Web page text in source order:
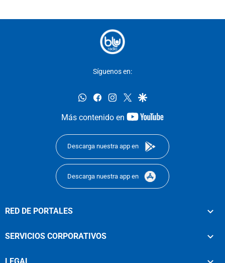
Síguenos en:
whatsappfacebookinstagram
twittergoogle
Más contenido en
youtube-
Descarga nuestra app en
Descarga nuestra app en
RED DE PORTALES
SERVICIOS CORPORATIVOS